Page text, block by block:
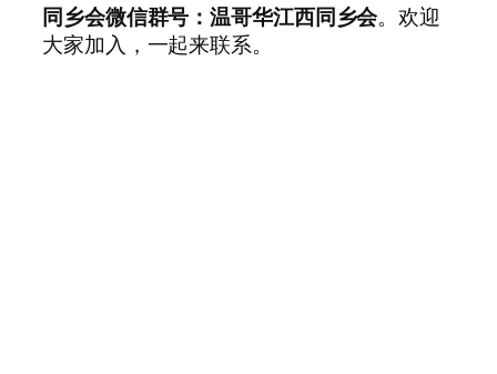
同乡会微信群号：温哥华江西同乡会。欢迎
大家加入，一起来联系。